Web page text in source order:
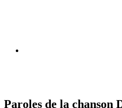
Paroles de la chanson